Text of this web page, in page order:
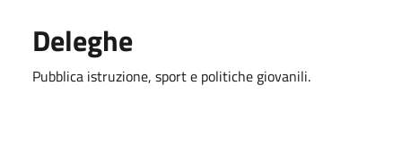
Deleghe
Pubblica istruzione, sport e politiche giovanili.